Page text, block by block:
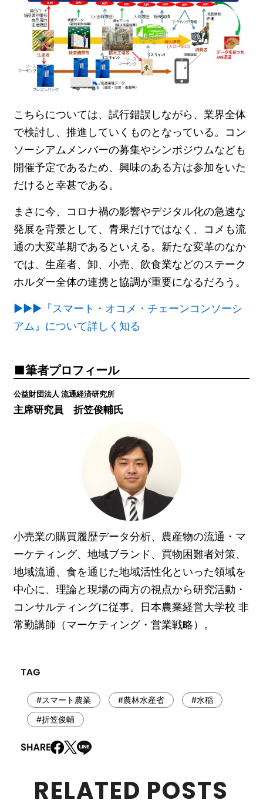
こちらについては、試行錯誤しながら、業界全体
で検討し、推進していくものとなっている。コン
ソーシアムメンバーの募集やシンポジウムなども
開催予定であるため、興味のある方は参加をいた
だけると幸甚である。
まさに今、コロナ禍の影響やデジタル化の急速な
発展を背景として、青果だけではなく、コメも流
通の大変革期であるといえる。新たな変革のなか
では、生産者、卸、小売、飲食業などのステーク
ホルダー全体の連携と協調が重要になるだろう。
▶▶▶『スマート・オコメ・チェーンコンソーシ
アム』について詳しく知る
筆者プロフィール
公益財団法人 流通経済研究所
主席研究員 折笠俊輔氏
小売業の購買履歴データ分析、農産物の流通・マ
ーケティング、地域ブランド、買物困難者対策、
地域流通、食を通じた地域活性化といった領域を
中心に、理論と現場の両方の視点から研究活動・
コンサルティングに従事。日本農業経営大学校 非
常勤講師（マーケティング・営業戦略）。
#スマート農業 #農林水産省
#水稲
#折笠俊輔
RELATED POSTS